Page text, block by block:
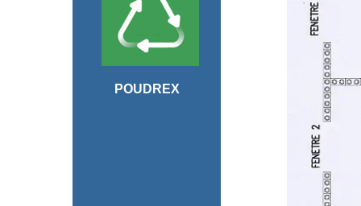
POUDREX